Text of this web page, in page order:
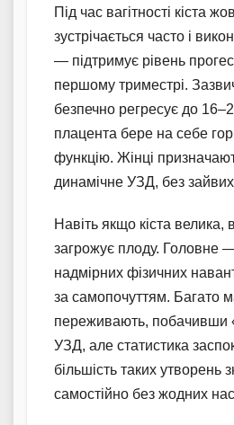
Під час вагітності кіста
зустрічається часто і
— підтримує рівень
першому триместрі.
безпечно регресує до
плацента бере на себе
функцію. Жінці
динамічне УЗД, без
Навіть якщо кіста велика,
загрожує плоду. Головне
надмірних фізичних
за самопочуттям. Багато
переживають, побачивши
УЗД, але статистика
більшість таких утворень
самостійно без жодних